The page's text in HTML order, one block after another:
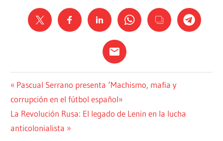
ACTUALIDAD
FILOSOFÍA
PENSAMIENTO
Navegación
de
entradas
Entrada
anterior:
Pascual Serrano presenta ‘Machismo, mafia y
corrupción en el fútbol español»
Siguiente
entrada:
La Revolución Rusa: El legado de Lenin en la lucha
anticolonialista